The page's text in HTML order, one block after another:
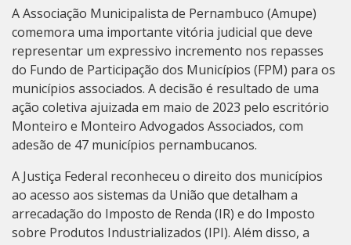
A Associação Municipalista de Pernambuco (Amupe)
comemora uma importante vitória judicial que deve
representar um expressivo incremento nos repasses
do Fundo de Participação dos Municípios (FPM) para os
municípios associados. A decisão é resultado de uma
ação coletiva ajuizada em maio de 2023 pelo escritório
Monteiro e Monteiro Advogados Associados, com
adesão de 47 municípios pernambucanos.
A Justiça Federal reconheceu o direito dos municípios
ao acesso aos sistemas da União que detalham a
arrecadação do Imposto de Renda (IR) e do Imposto
sobre Produtos Industrializados (IPI). Além disso, a